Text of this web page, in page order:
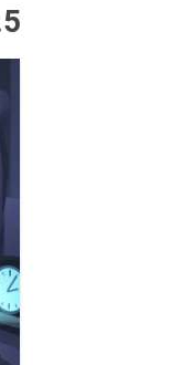
5. همیشه احساس خستگی می‌کنید